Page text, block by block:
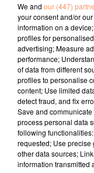
attendus et il va
de l'évacuer.
Les équipes
secteur, c'est
ce qui va
du sapin à
fil actus
4 juillet 2022
Radio Star
27 juin 2022
We and our (447)
your consent and/or
information on a
profiles for
advertising; Measure
performance;
of data from different
profiles to personalise
content; Use limited
detect fraud, and fix
Save and
process personal data
following
requested; Use
other data sources;
information transmitted